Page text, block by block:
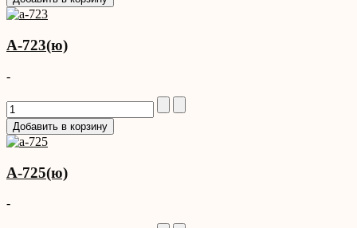
A-723(ю)
-
A-725(ю)
-